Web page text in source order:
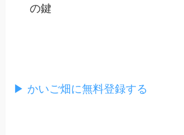
の鍵
▶ かいご畑に無料登録する